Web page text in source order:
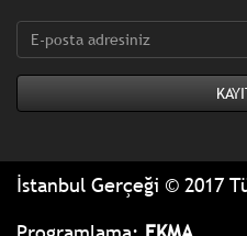
İstanbul Gerçeği © 2017